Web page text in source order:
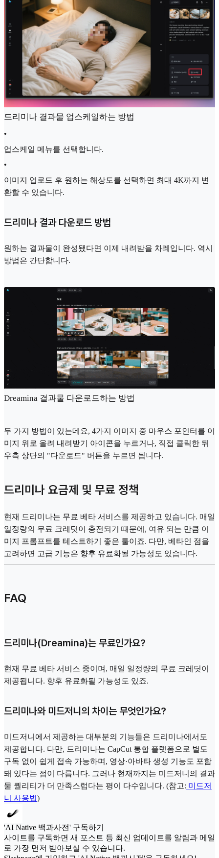
드리미나 결과물 업스케일하는 방법
•
업스케일 메뉴를 선택합니다.
•
이미지 업로드 후 원하는 해상도를 선택하면 최대 4K까지 변
환할 수 있습니다.
드리미나 결과 다운로드 방법
원하는 결과물이 완성됐다면 이제 내려받을 차례입니다. 역시
방법은 간단합니다.
Dreamina 결과물 다운로드하는 방법
두 가지 방법이 있는데요, 4가지 이미지 중 마우스 포인터를 이
미지 위로 올려 내려받기 아이콘을 누르거나, 직접 클릭한 뒤
우측 상단의 "다운로드" 버튼을 누르면 됩니다.
드리미나 요금제 및 무료 정책
현재 드리미나는 무료 베타 서비스를 제공하고 있습니다. 매일
일정량의 무료 크레딧이 충전되기 때문에, 여유 되는 만큼 이
미지 프롬프트를 테스트하기 좋은 툴이죠. 다만, 베타인 점을
고려하면 고급 기능은 향후 유료화될 가능성도 있습니다.
FAQ
드리미나(Dreamina)는 무료인가요?
현재 무료 베타 서비스 중이며, 매일 일정량의 무료 크레딧이
제공됩니다. 향후 유료화될 가능성도 있죠.
드리미나와 미드저니의 차이는 무엇인가요?
미드저니에서 제공하는 대부분의 기능들은 드리미나에서도
제공합니다. 다만, 드리미나는 CapCut 통합 플랫폼으로 별도
구독 없이 쉽게 접속 가능하며, 영상·아바타 생성 기능도 포함
돼 있다는 점이 다릅니다. 그러나 현재까지는 미드저니의 결과
물 퀄리티가 더 만족스럽다는 평이 다수입니다. (참고: 미드저
니 사용법)
'AI Native 백과사전' 구독하기
사이트를 구독하면 새 포스트 등 최신 업데이트를 알림과 메일
로 가장 먼저 받아보실 수 있습니다.